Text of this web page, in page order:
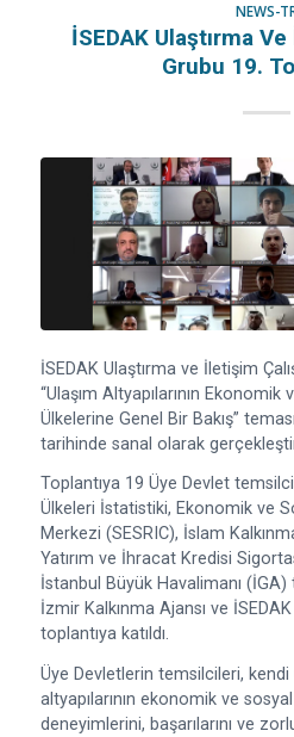
NEWS-
İSEDAK Ulaştırma
Grubu 19.
İSEDAK Ulaştırma ve İletişim
“Ulaşım Altyapılarının
Ülkelerine Genel Bir Bakış”
tarihinde sanal olarak
Toplantıya 19 Üye Devlet
Ülkeleri İstatistiki, Ekonomik ve
Merkezi (SESRIC), İslam
Yatırım ve İhracat Kredisi
İstanbul Büyük Havalimanı (İGA)
İzmir Kalkınma Ajansı ve
toplantıya katıldı.
Üye Devletlerin temsilcileri, kendi
altyapılarının ekonomik ve
deneyimlerini, başarılarını ve